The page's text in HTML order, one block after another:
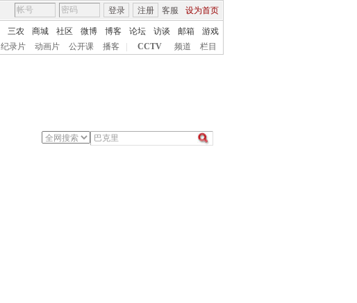
客服 设为首页
登录 注册
三农 商城 社区 微博 博客 论坛 访谈 邮箱
游戏
纪录片 动画片 公开课 播客 CCTV 频道 栏目